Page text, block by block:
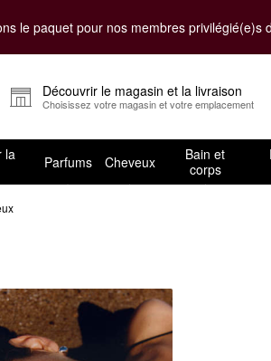
le paquet pour nos membres privilégié(e)s
Découvrir le magasin et la livraison
Choisissez votre magasin et votre emplacement
la
Parfums Cheveux
Bain et
corps
le corps et les cheveux